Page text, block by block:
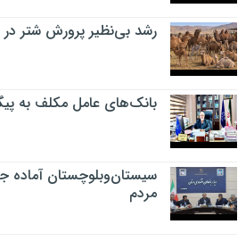
رشد بی‌نظیر پرورش شتر
بانک‌های عامل مکلف به
سیستان‌وبلوچستان آماده
مردم